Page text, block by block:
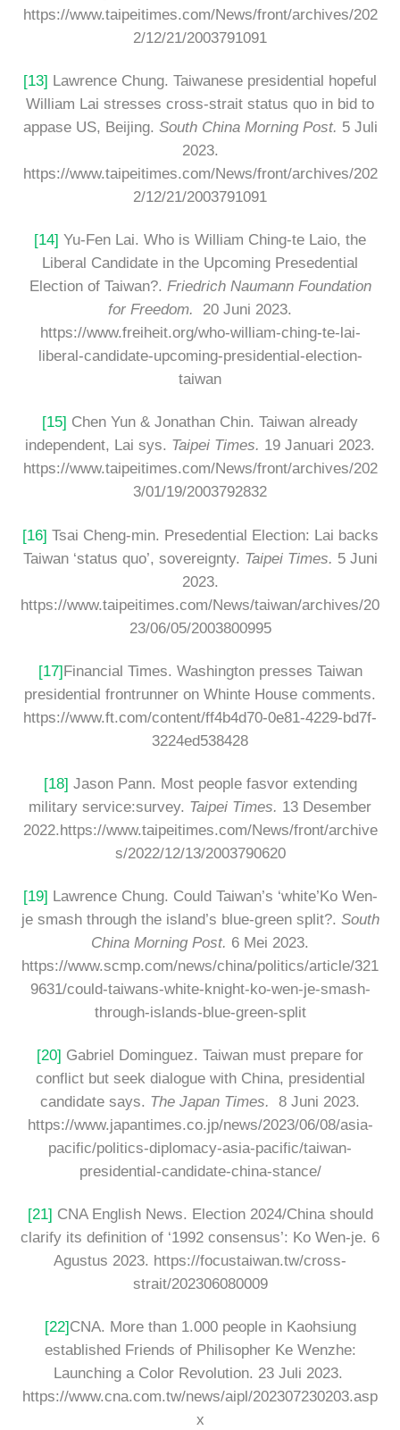
https://www.taipeitimes.com/News/front/archives/202
2/12/21/2003791091
[13] Lawrence Chung. Taiwanese presidential hopeful
William Lai stresses cross-strait status quo in bid to
appase US, Beijing. South China Morning Post. 5 Juli
2023.
https://www.taipeitimes.com/News/front/archives/202
2/12/21/2003791091
[14] Yu-Fen Lai. Who is William Ching-te Laio, the
Liberal Candidate in the Upcoming Presedential
Election of Taiwan?. Friedrich Naumann Foundation
for Freedom.
20 Juni 2023.
https://www.freiheit.org/who-william-ching-te-lai-
liberal-candidate-upcoming-presidential-election-
taiwan
[15] Chen Yun & Jonathan Chin. Taiwan already
independent, Lai sys. Taipei Times. 19 Januari 2023.
https://www.taipeitimes.com/News/front/archives/202
3/01/19/2003792832
[16] Tsai Cheng-min. Presedential Election: Lai backs
Taiwan ‘status quo’, sovereignty. Taipei Times. 5 Juni
2023.
https://www.taipeitimes.com/News/taiwan/archives/20
23/06/05/2003800995
[17]Financial Times. Washington presses Taiwan
presidential frontrunner on Whinte House comments.
https://www.ft.com/content/ff4b4d70-0e81-4229-bd7f-
3224ed538428
[18] Jason Pann. Most people fasvor extending
military service:survey. Taipei Times. 13 Desember
2022.https://www.taipeitimes.com/News/front/archive
s/2022/12/13/2003790620
[19] Lawrence Chung. Could Taiwan’s ‘white’Ko Wen-
je smash through the island’s blue-green split?. South
China Morning Post. 6 Mei 2023.
https://www.scmp.com/news/china/politics/article/321
9631/could-taiwans-white-knight-ko-wen-je-smash-
through-islands-blue-green-split
[20] Gabriel Dominguez. Taiwan must prepare for
conflict but seek dialogue with China, presidential
candidate says. The Japan Times.
8 Juni 2023.
https://www.japantimes.co.jp/news/2023/06/08/asia-
pacific/politics-diplomacy-asia-pacific/taiwan-
presidential-candidate-china-stance/
[21] CNA English News. Election 2024/China should
clarify its definition of ‘1992 consensus’: Ko Wen-je. 6
Agustus 2023. https://focustaiwan.tw/cross-
strait/202306080009
[22] CNA. More than 1.000 people in Kaohsiung
established Friends of Philisopher Ke Wenzhe:
Launching a Color Revolution. 23 Juli 2023.
https://www.cna.com.tw/news/aipl/202307230203.asp
x